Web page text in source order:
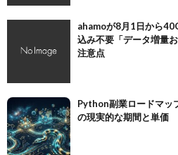
ahamoが8月1日から
込み不要「データ増量
注意点
Python副業ロードマッ
の現実的な期間と単価